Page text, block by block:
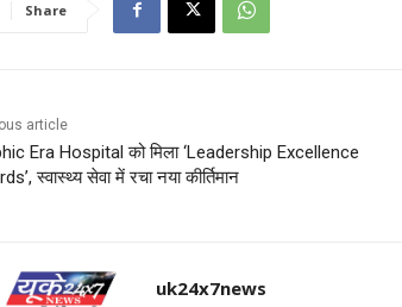
Share
article
Era Hospital को मिला ‘Leadership Excellence
स्वास्थ्य सेवा में रचा नया कीर्तिमान
uk24x7news